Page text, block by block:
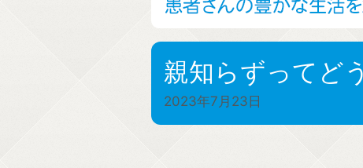
親知らずってど
2023年7月23日